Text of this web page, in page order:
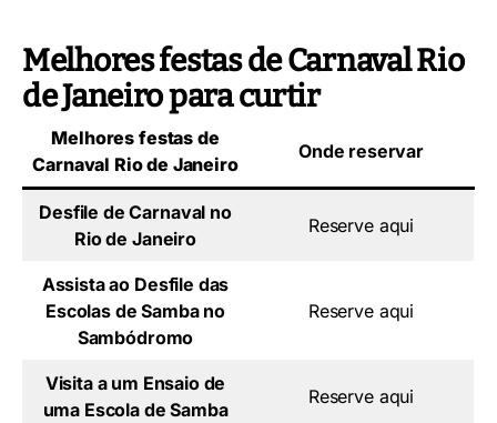
Melhores festas de Carnaval Rio
de Janeiro para curtir
Melhores festas de
Carnaval Rio de Janeiro
Onde reservar
Desfile de Carnaval no
Rio de Janeiro
Reserve aqui
Assista ao Desfile das
Escolas de Samba no
Sambódromo
Reserve aqui
Visita a um Ensaio de
uma Escola de Samba
Reserve aqui